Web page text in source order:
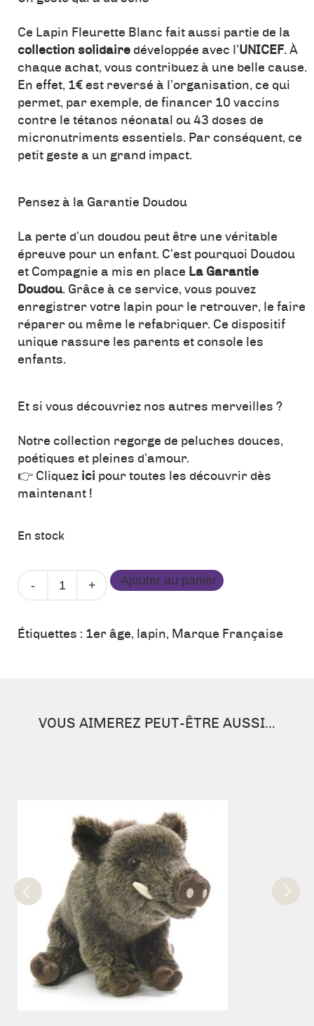
Ce Lapin Fleurette Blanc fait aussi partie de la
collection solidaire développée avec l’UNICEF. À
chaque achat, vous contribuez à une belle cause.
En effet, 1€ est reversé à l’organisation, ce qui
permet, par exemple, de financer 10 vaccins
contre le tétanos néonatal ou 43 doses de
micronutriments essentiels. Par conséquent, ce
petit geste a un grand impact.
Pensez à la Garantie Doudou
La perte d’un doudou peut être une véritable
épreuve pour un enfant. C’est pourquoi Doudou
et Compagnie a mis en place La Garantie
Doudou. Grâce à ce service, vous pouvez
enregistrer votre lapin pour le retrouver, le faire
réparer ou même le refabriquer. Ce dispositif
unique rassure les parents et console les
enfants.
Et si vous découvriez nos autres merveilles ?
Notre collection regorge de peluches douces,
poétiques et pleines d’amour.
👉 Cliquez ici pour toutes les découvrir dès
maintenant !
En stock
quantité
Fleurette
Ajouter au panier
Étiquettes : 1er âge, lapin, Marque Française
VOUS AIMEREZ PEUT-ÊTRE AUSSI…